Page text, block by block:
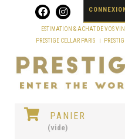
ESTIMATION & ACHAT DE VOS
PRESTIGE CELLAR PARIS
PANIER
(vide)
Panneau de gestion des cookies